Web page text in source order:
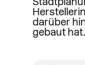
darüber
gebaut hat.